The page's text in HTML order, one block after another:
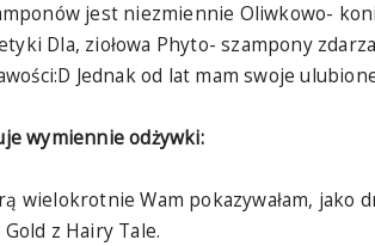
jest niezmiennie Oliwkowo-
Dla, ziołowa Phyto- szampony
Jednak od lat mam swoje
wymiennie odżywki:
wielokrotnie Wam pokazywałam, jako
z Hairy Tale.